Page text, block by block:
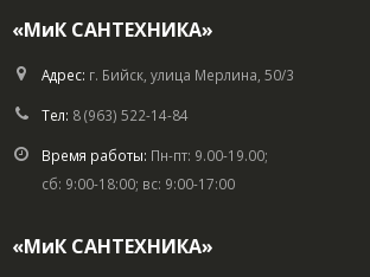
«МиК САНТЕХНИКА»
Адрес: г. Бийск, улица Мерлина, 50/3
Тел: 8 (963) 522-14-84
Время работы: Пн-пт: 9.00-19.00;
сб: 9:00-18:00; вс: 9:00-17:00
«МиК САНТЕХНИКА»